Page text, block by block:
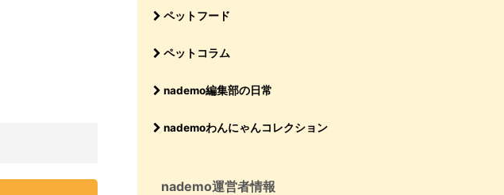
ペットフード
ペットコラム
nademo編集部の日常
nademoわんにゃんコレクション
nademo運営者情報